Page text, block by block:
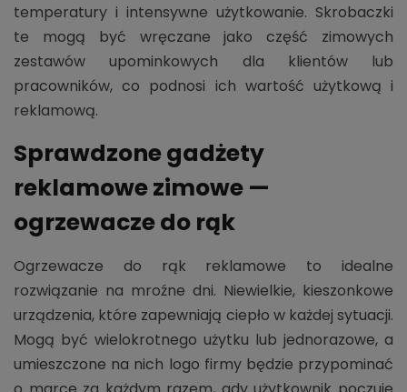
temperatury i intensywne użytkowanie. Skrobaczki
te mogą być wręczane jako część zimowych
zestawów upominkowych dla klientów lub
pracowników, co podnosi ich wartość użytkową i
reklamową.
Sprawdzone gadżety
reklamowe zimowe —
ogrzewacze do rąk
Ogrzewacze do rąk reklamowe to idealne
rozwiązanie na mroźne dni. Niewielkie, kieszonkowe
urządzenia, które zapewniają ciepło w każdej sytuacji.
Mogą być wielokrotnego użytku lub jednorazowe, a
umieszczone na nich logo firmy będzie przypominać